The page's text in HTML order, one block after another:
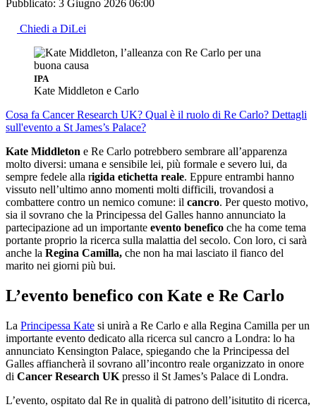
Pubblicato: 3 Giugno 2026 06:00
Chiedi a DiLei
IPA
Kate Middleton e Carlo
Cosa fa Cancer Research UK? Qual è il ruolo di Re Carlo? Dettagli
sull'evento a St James’s Palace?
Kate Middleton e Re Carlo potrebbero sembrare all’apparenza
molto diversi: umana e sensibile lei, più formale e severo lui, da
sempre fedele alla rigida etichetta reale. Eppure entrambi hanno
vissuto nell’ultimo anno momenti molti difficili, trovandosi a
combattere contro un nemico comune: il cancro. Per questo motivo,
sia il sovrano che la Principessa del Galles hanno annunciato la
partecipazione ad un importante evento benefico che ha come tema
portante proprio la ricerca sulla malattia del secolo. Con loro, ci sarà
anche la Regina Camilla, che non ha mai lasciato il fianco del
marito nei giorni più bui.
L’evento benefico con Kate e Re Carlo
La Principessa Kate si unirà a Re Carlo e alla Regina Camilla per un
importante evento dedicato alla ricerca sul cancro a Londra: lo ha
annunciato Kensington Palace, spiegando che la Principessa del
Galles affiancherà il sovrano all’incontro reale organizzato in onore
di Cancer Research UK presso il St James’s Palace di Londra.
L’evento, ospitato dal Re in qualità di patrono dell’isitutito di ricerca,